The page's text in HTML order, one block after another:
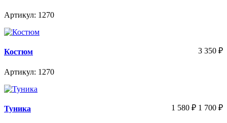
Артикул: 1270
Костюм
Артикул: 1270
3 350 ₽
Туника 1 580 ₽ 1 700 ₽